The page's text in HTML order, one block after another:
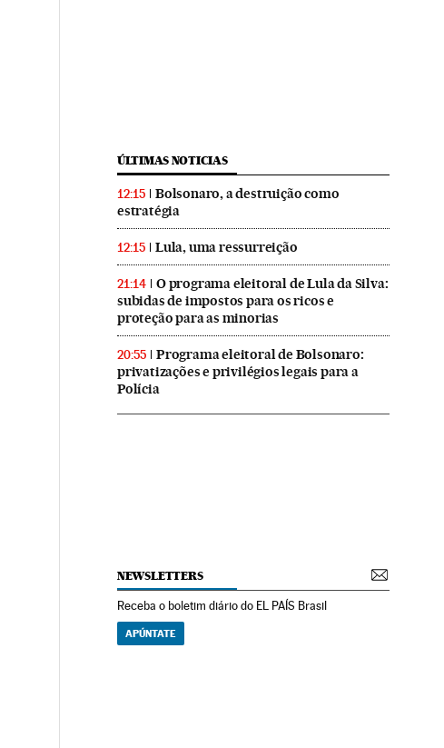
ÚLTIMAS NOTICIAS
12:15
Bolsonaro, a destruição como
estratégia
12:15 Lula, uma ressurreição
21:14
O programa eleitoral de Lula da Silva:
subidas de impostos para os ricos e
proteção para as minorias
20:55
Programa eleitoral de Bolsonaro:
privatizações e privilégios legais para a
Polícia
NEWSLETTERS
Receba o boletim diário do EL PAÍS Brasil
APÚNTATE